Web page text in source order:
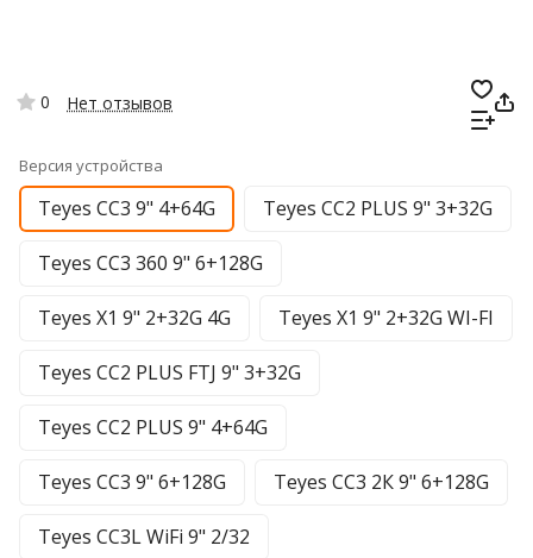
0 Нет отзывов
Версия устройства
Teyes CC3 9" 4+64G Teyes CC2 PLUS 9" 3+32G
Teyes CC3 360 9" 6+128G
Teyes X1 9" 2+32G 4G Teyes X1 9" 2+32G WI-FI
Teyes CC2 PLUS FTJ 9" 3+32G
Teyes CC2 PLUS 9" 4+64G
Teyes CC3 9" 6+128G Teyes CC3 2К 9" 6+128G
Teyes CC3L WiFi 9" 2/32